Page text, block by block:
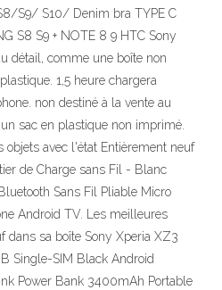
S9/ S10/ Denim bra TYPE C
S8 S9 + NOTE 8 9 HTC Sony
détail, comme une boîte non
1,5 heure chargera
non destiné à la vente au
sac en plastique non imprimé.
objets avec l'état Entièrement neuf
de Charge sans Fil - Blanc
Sans Fil Pliable Micro
Android TV. Les meilleures
dans sa boîte Sony Xperia XZ3
Single-SIM Black Android
Power Bank 3400mAh Portable